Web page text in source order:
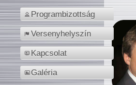
Programbizottság
Versenyhelyszín
Kapcsolat
Galéria